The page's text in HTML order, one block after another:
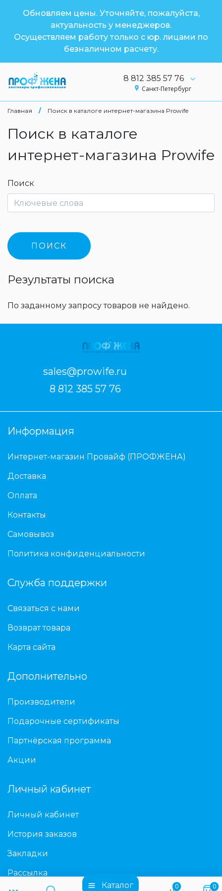
Обновляем цены. Уточняйте, пожалуйста,
актуальность у менеджеров.
Осуществляем работу только с юр. лицами по
безналичном расчету.
8 812 385 57 76
Санкт-Петербург
Каталог 0 0
Главная / Поиск в каталоге интернет-магазина Prowife
Поиск в каталоге
интернет-магазина Prowife
Поиск
Результаты поиска
По заданному запросу товаров не найдено.
sales@prowife.ru
8 812 385 57 76
Информация
Интернет-магазин Провайф (ПРОФЖЕНА)
Доставка
Оплата
Контакты
Самовывоз
Политика конфиденциальности
Служба поддержки
Связаться с нами
Возврат товара
Карта сайта
Дополнительно
Производители
Подарочные сертификаты
Партнёрская программа
Акции
Личный кабинет
Личный кабинет
История заказов
Закладки
Рассылка